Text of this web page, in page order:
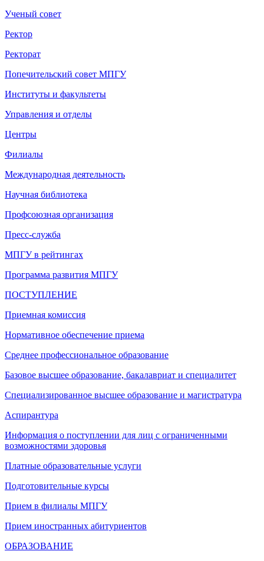
Ученый совет
Ректор
Ректорат
Попечительский совет МПГУ
Институты и факультеты
Управления и отделы
Центры
Филиалы
Международная деятельность
Научная библиотека
Профсоюзная организация
Пресс-служба
МПГУ в рейтингах
Программа развития МПГУ
ПОСТУПЛЕНИЕ
Приемная комиссия
Нормативное обеспечение приема
Среднее профессиональное образование
Базовое высшее образование, бакалавриат и специалитет
Специализированное высшее образование и магистратура
Аспирантура
Информация о поступлении для лиц с ограниченными
возможностями здоровья
Платные образовательные услуги
Подготовительные курсы
Прием в филиалы МПГУ
Прием иностранных абитуриентов
ОБРАЗОВАНИЕ